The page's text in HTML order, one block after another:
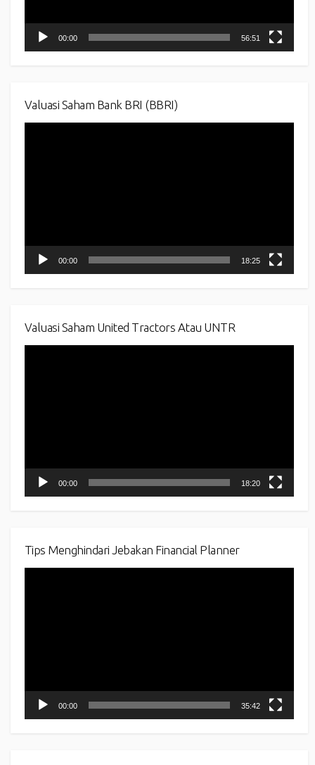
00:00 56:51
Valuasi Saham Bank BRI (BBRI)
00:00 18:25
Valuasi Saham United Tractors Atau UNTR
00:00 18:20
Tips Menghindari Jebakan Financial Planner
00:00 35:42